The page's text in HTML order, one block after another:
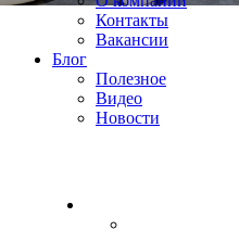
Контакты
Вакансии
Блог
Полезное
Видео
Новости